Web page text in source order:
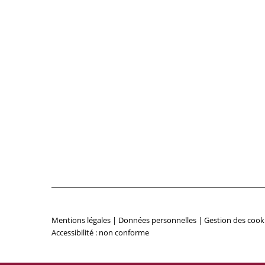
Mentions légales | Données personnelles | Gestion des
Accessibilité : non conforme